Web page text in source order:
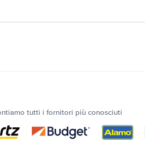
tutti i fornitori più conosciuti